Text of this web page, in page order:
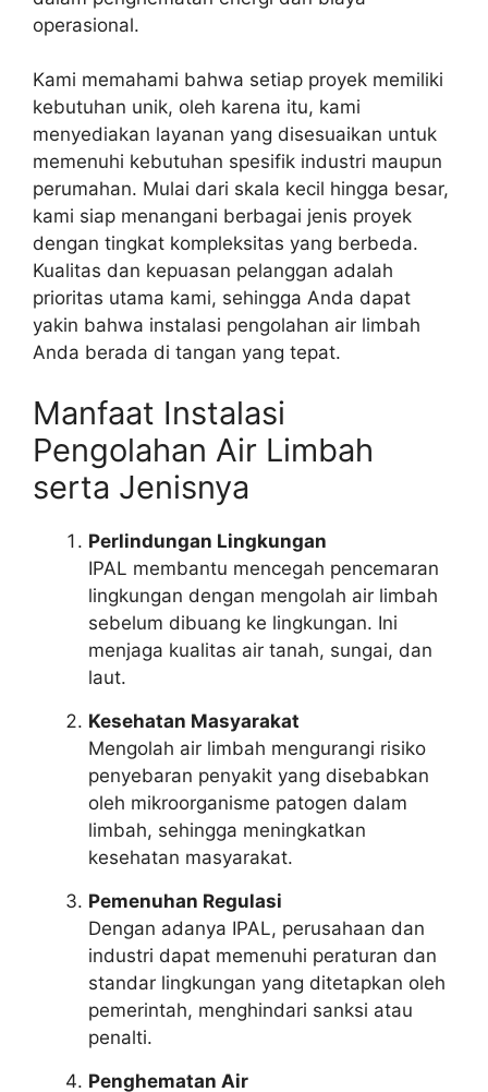
operasional.
Kami memahami bahwa setiap proyek memiliki
kebutuhan unik, oleh karena itu, kami
menyediakan layanan yang disesuaikan untuk
memenuhi kebutuhan spesifik industri maupun
perumahan. Mulai dari skala kecil hingga besar,
kami siap menangani berbagai jenis proyek
dengan tingkat kompleksitas yang berbeda.
Kualitas dan kepuasan pelanggan adalah
prioritas utama kami, sehingga Anda dapat
yakin bahwa instalasi pengolahan air limbah
Anda berada di tangan yang tepat.
Manfaat Instalasi
Pengolahan Air Limbah
serta Jenisnya
Perlindungan Lingkungan
IPAL membantu mencegah pencemaran
lingkungan dengan mengolah air limbah
sebelum dibuang ke lingkungan. Ini
menjaga kualitas air tanah, sungai, dan
laut.
Kesehatan Masyarakat
Mengolah air limbah mengurangi risiko
penyebaran penyakit yang disebabkan
oleh mikroorganisme patogen dalam
limbah, sehingga meningkatkan
kesehatan masyarakat.
Pemenuhan Regulasi
Dengan adanya IPAL, perusahaan dan
industri dapat memenuhi peraturan dan
standar lingkungan yang ditetapkan oleh
pemerintah, menghindari sanksi atau
penalti.
Penghematan Air